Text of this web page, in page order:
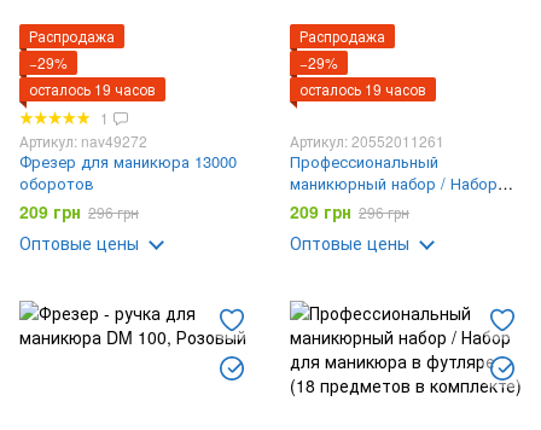
Распродажа
−29%
осталось 19 часов
1
Артикул: nav49272
Фрезер для маникюра 13000
оборотов
209 грн 296 грн
Оптовые цены
Распродажа
−29%
осталось 19 часов
Артикул: 20552011261
Профессиональный
маникюрный набор / Набор
для маникюра в футляре (18
предметов в комплекте)
209 грн 296 грн
Оптовые цены